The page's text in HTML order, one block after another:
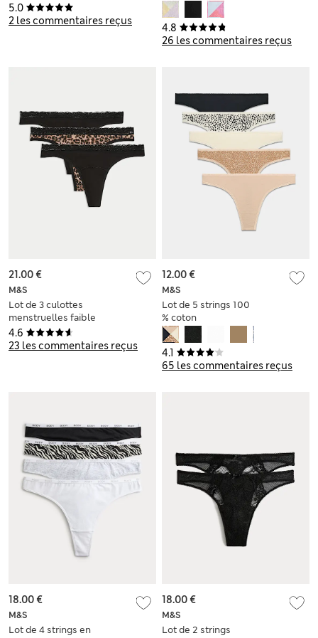
5.0
2 les commentaires reçus
4.8
26 les commentaires reçus
4.6
23 les commentaires reçus
M&S
Lot de 3 culottes
menstruelles faible
absorption
21.00 €
4.1
65 les commentaires reçus
M&S
Lot de 5 strings 100
% coton
12.00 €
M&S
Lot de 4 strings en
18.00 €
M&S
Lot de 2 strings
18.00 €